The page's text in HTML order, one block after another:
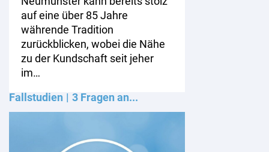
auf eine über 85 Jahre
währende Tradition
zurückblicken, wobei die Nähe
zu der Kundschaft seit jeher
im…
Fallstudien
3 Fragen an...